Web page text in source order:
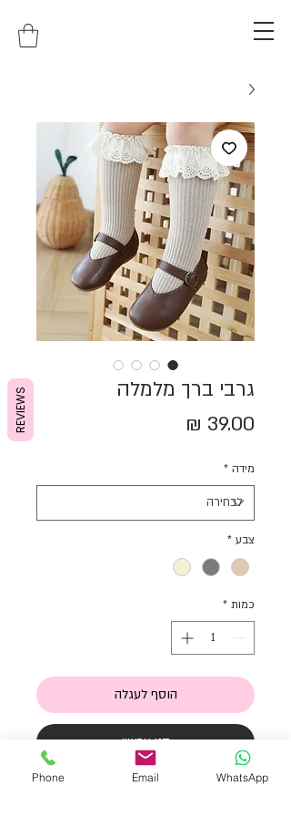
גרבי ברך מלמלה
מידה *
צבע *
כמות *
הוסף לעגלה
קני עכשיו
Phone Email WhatsApp
REVIEWS